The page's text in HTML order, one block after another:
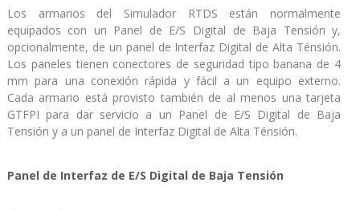
Los armarios del Simulador RTDS están normalmente
equipados con un Panel de E/S Digital de Baja Tensión y,
opcionalmente, de un panel de Interfaz Digital de Alta Ténsión.
Los paneles tienen conectores de seguridad tipo banana de 4
mm para una conexión rápida y fácil a un equipo externo.
Cada armario está provisto también de al menos una tarjeta
GTFPI para dar servicio a un Panel de E/S Digital de Baja
Tensión y a un panel de Interfaz Digital de Alta Ténsión.
Panel de Interfaz de E/S Digital de Baja Tensión